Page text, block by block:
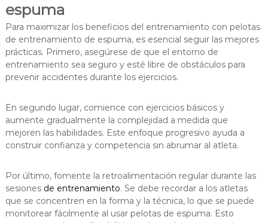
espuma
Para maximizar los beneficios del entrenamiento con pelotas
de entrenamiento de espuma, es esencial seguir las mejores
prácticas. Primero, asegúrese de que el entorno de
entrenamiento sea seguro y esté libre de obstáculos para
prevenir accidentes durante los ejercicios.
En segundo lugar, comience con ejercicios básicos y
aumente gradualmente la complejidad a medida que
mejoren las habilidades. Este enfoque progresivo ayuda a
construir confianza y competencia sin abrumar al atleta.
Por último, fomente la retroalimentación regular durante las
sesiones de entrenamiento. Se debe recordar a los atletas
que se concentren en la forma y la técnica, lo que se puede
monitorear fácilmente al usar pelotas de espuma. Esto